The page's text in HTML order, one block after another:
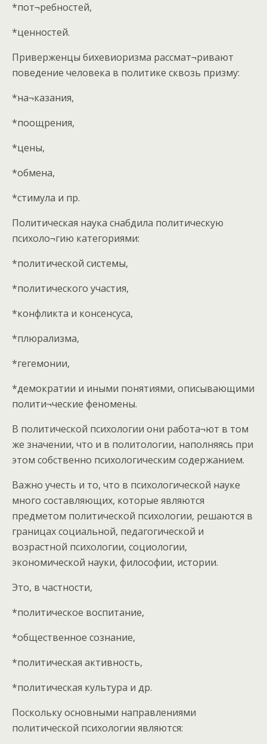
*пот¬ребностей,
*ценностей.
Приверженцы бихевиоризма рассмат¬ривают
поведение человека в политике сквозь призму:
*на¬казания,
*поощрения,
*цены,
*обмена,
*стимула и пр.
Политическая наука снабдила политическую
психоло¬гию категориями:
*политической системы,
*политического участия,
*конфликта и консенсуса,
*плюрализма,
*гегемонии,
*демократии и иными понятиями, описывающими
полити¬ческие феномены.
В политической психологии они работа¬ют в том
же значении, что и в политологии, наполняясь при
этом собственно психологическим содержанием.
Важно учесть и то, что в психологической науке
много составляющих, которые являются
предметом политической психологии, решаются в
границах социальной, педагогической и
возрастной психологии, социологии,
экономической науки, философии, истории.
Это, в частности,
*политическое воспитание,
*общественное сознание,
*политическая активность,
*политическая культура и др.
Поскольку основными направлениями
политической психологии являются: